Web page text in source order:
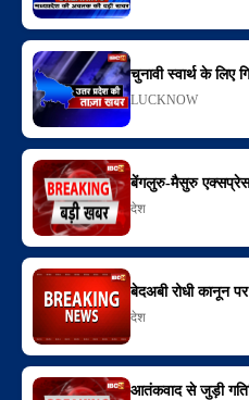
चुनावी स्वार्थ के लिए
LUCKNOW
बेंगलुरु-मैसुरु एक्सप्रेसवे
देश
बेदअबी रोधी कानून
देश
आतंकवाद से जुड़ी